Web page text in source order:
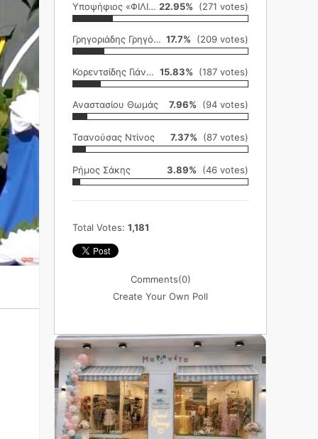
Υποψήφιος «ΦΙΛΙΚΗ ΕΤΑΙΡΕΙΑ» 22.95% (271 votes)
Γρηγοριάδης Γρηγόρης 17.7% (209 votes)
Κορεντσίδης Γιάννης 15.83% (187 votes)
Αναστασίου Θωμάς 7.96% (94 votes)
Τσανούσας Ντίνος 7.37% (87 votes)
Ρήμος Σάκης 3.89% (46 votes)
Total Votes: 1,181
Comments(0)
Create Your Own Poll